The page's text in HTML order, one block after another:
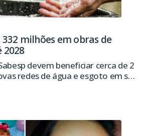
milhões em obras de
devem beneficiar cerca de 2
redes de água e esgoto em seis